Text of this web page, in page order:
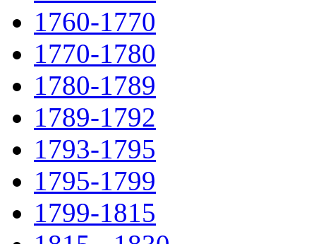
1760-1770
1770-1780
1780-1789
1789-1792
1793-1795
1795-1799
1799-1815